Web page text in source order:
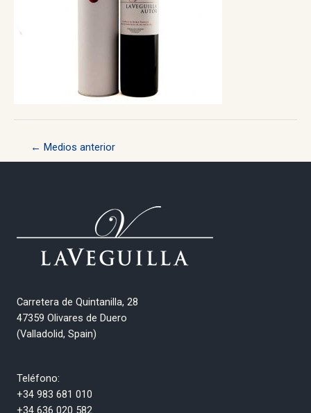
Navegación
← Medios anterior
Carretera de Quintanilla, 28
47359 Olivares de Duero
(Valladolid, Spain)
Teléfono:
+34 983 681 010
+34 636 020 582